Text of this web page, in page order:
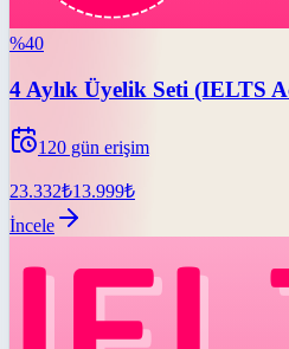
%40
4 Aylık Üyelik Seti (IELTS
120 gün erişim
23.332₺13.999₺
İncele